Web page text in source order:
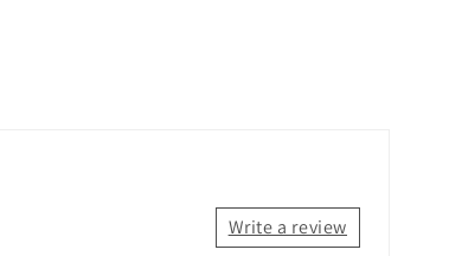
Write a review